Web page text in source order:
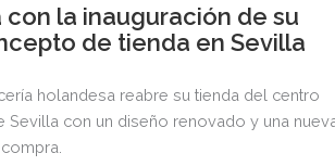
con la inauguración de su
de tienda en Sevilla
holandesa reabre su tienda del centro
Sevilla con un diseño renovado y una